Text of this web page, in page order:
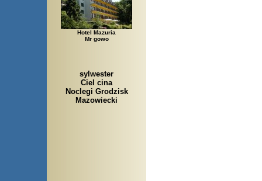
Hotel Mazuria
Mr gowo
sylwester
Ciel cina
Noclegi Grodzisk
Mazowiecki